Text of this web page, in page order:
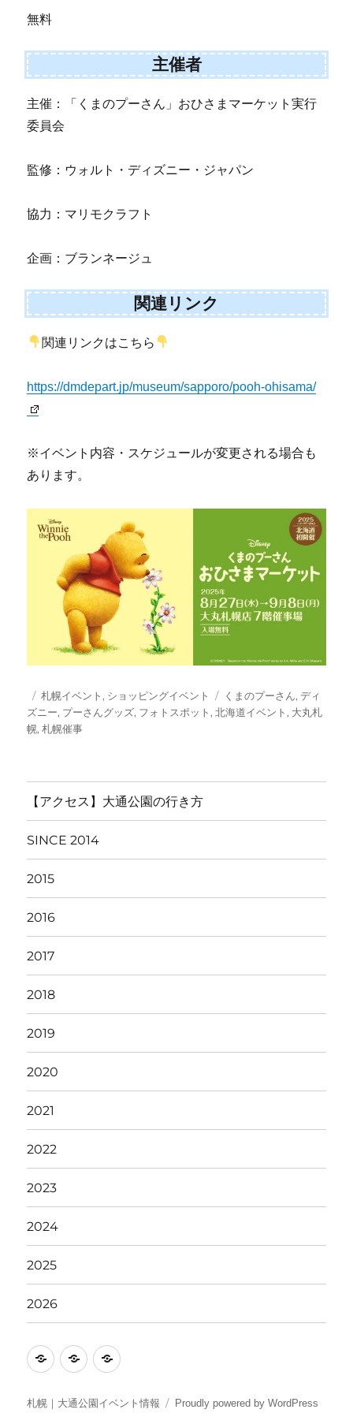
無料
主催者
主催：「くまのプーさん」おひさまマーケット実行
委員会
監修：ウォルト・ディズニー・ジャパン
協力：マリモクラフト
企画：ブランネージュ
関連リンク
関連リンクはこちら
https://dmdepart.jp/museum/sapporo/pooh-ohisama/
※イベント内容・スケジュールが変更される場合も
あります。
投
稿
日:
カ
テ
ゴ
札幌イベント , ショッピングイベント
タ
グ
くまのプーさん,ディ
ズニー, プーさんグッズ, フォトスポット ,北海道イベント , 大丸札
幌,札幌催事
【アクセス】大通公園の行き方
SINCE 2014
2015
2016
2017
2018
2019
2020
2021
2022
2023
2024
2025
2026
イ
ン
駐
場
ア
セ
札幌｜大通公園イベント情報 Proudly powered by WordPress